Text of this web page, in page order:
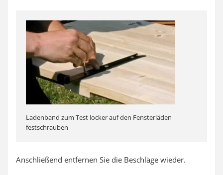
Ladenband zum Test locker auf den Fensterläden
festschrauben
Anschließend entfernen Sie die Beschläge wieder.